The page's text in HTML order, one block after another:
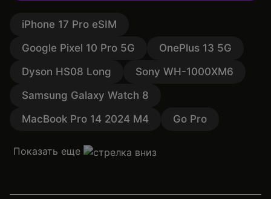
iPhone 17 Pro eSIM
Google Pixel 10 Pro 5G
OnePlus 13 5G
Dyson HS08 Long
Sony WH-1000XM6
Samsung Galaxy Watch 8
MacBook Pro 14 2024 M4
Go Pro
Показать еще